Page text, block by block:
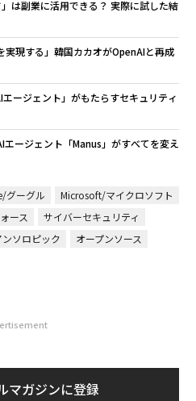
は副業に活用できる？ 実際に試した結
実現する」韓国カカオがOpenAIと再成
ージェント」がもたらすセキュリティ
ージェント「Manus」がすべてを変え
グーグル
Microsoft/マイクロソフト
ース
サイバーセキュリティ
ソロピック
オープンソース
マガジンに登録